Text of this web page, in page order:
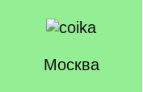
Москва